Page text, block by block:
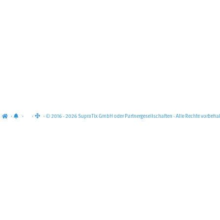
· · · · © 2016 - 2026 SupraTix GmbH oder Partnergesellschaften - Alle Rechte